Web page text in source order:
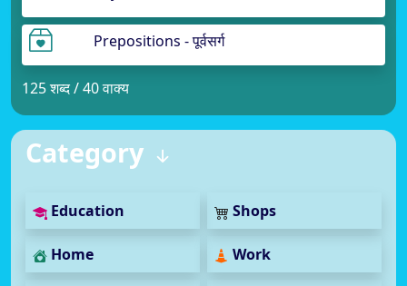
Prepositions - पूर्वसर्ग
125 शब्द / 40 वाक्य
Category
Education Shops
Home Work